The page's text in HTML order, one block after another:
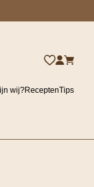
wij?ReceptenTips